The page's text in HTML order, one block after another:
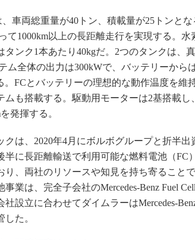
車両総重量が40トン、積載量が25トンと
て1000km以上の長距離走行を実現する。
タンク1本あたり40kgだ。2つのタンクは、
ム全体の出力は300kWで、バッテリーから
。FCとバッテリーの理想的な動作温度を維
ムも搭載する。駆動用モーターは2基搭載し
発揮する。
は、2020年4月にボルボグループと折半出
半に長距離輸送で利用可能な燃料電池（FC
り、両社のリソースや知見を持ち寄ること
業は、完全子会社のMercedes-Benz Fuel
設立に合わせてダイムラーはMercedes-
た。